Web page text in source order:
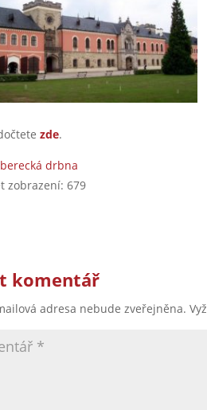
zde.
drbna
zobrazení: 679
komentář
adresa nebude zveřejněna.